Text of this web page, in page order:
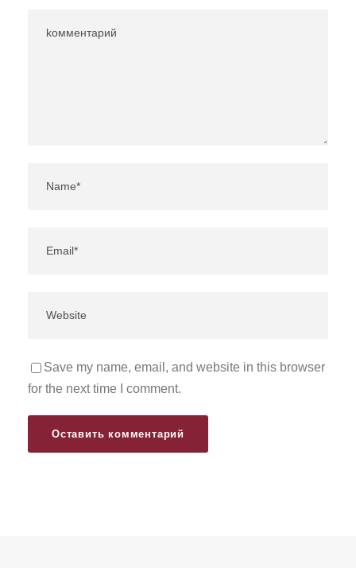
Save my name, email, and website in this browser
for the next time I comment.